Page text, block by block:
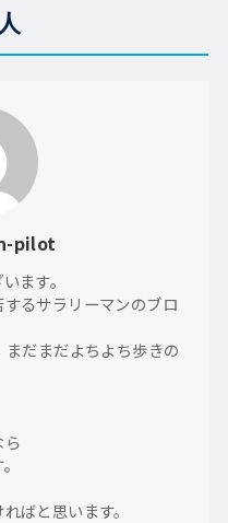
pilot
ます。
るサラリーマンのブロ
だまだよちよち歩きの
ばと思います。